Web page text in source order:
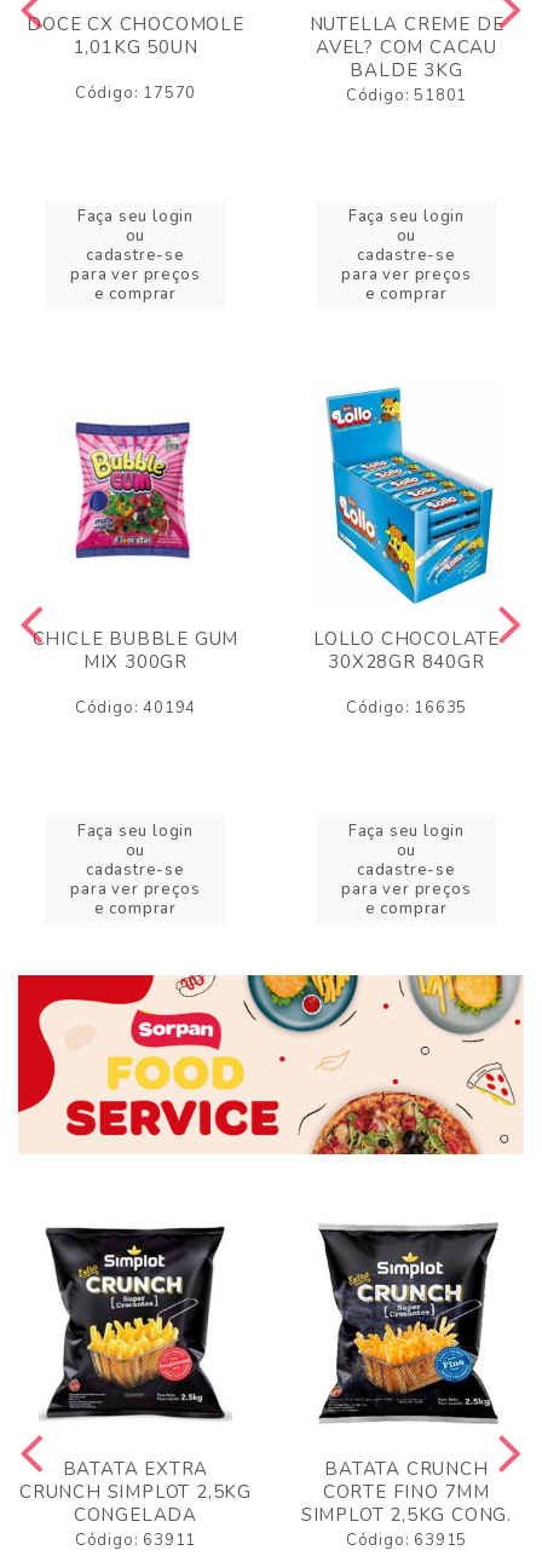
DOCE CX CHOCOMOLE
1,01KG 50UN
Código: 17570
Faça seu login
ou
cadastre-se
para ver preços
e comprar
NUTELLA CREME DE
AVEL? COM CACAU
BALDE 3KG
Código: 51801
Faça seu login
ou
cadastre-se
para ver preços
e comprar
CHICLE BUBBLE GUM
MIX 300GR
Código: 40194
Faça seu login
ou
cadastre-se
para ver preços
e comprar
LOLLO CHOCOLATE
30X28GR 840GR
Código: 16635
Faça seu login
ou
cadastre-se
para ver preços
e comprar
BATATA EXTRA
CRUNCH SIMPLOT 2,5KG
CONGELADA
Código: 63911
BATATA CRUNCH
CORTE FINO 7MM
SIMPLOT 2,5KG CONG.
Código: 63915